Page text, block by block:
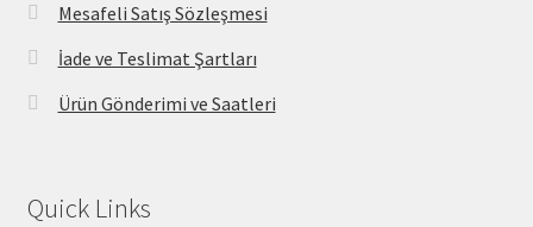
Mesafeli Satış Sözleşmesi
İade ve Teslimat Şartları
Ürün Gönderimi ve Saatleri
Quick Links